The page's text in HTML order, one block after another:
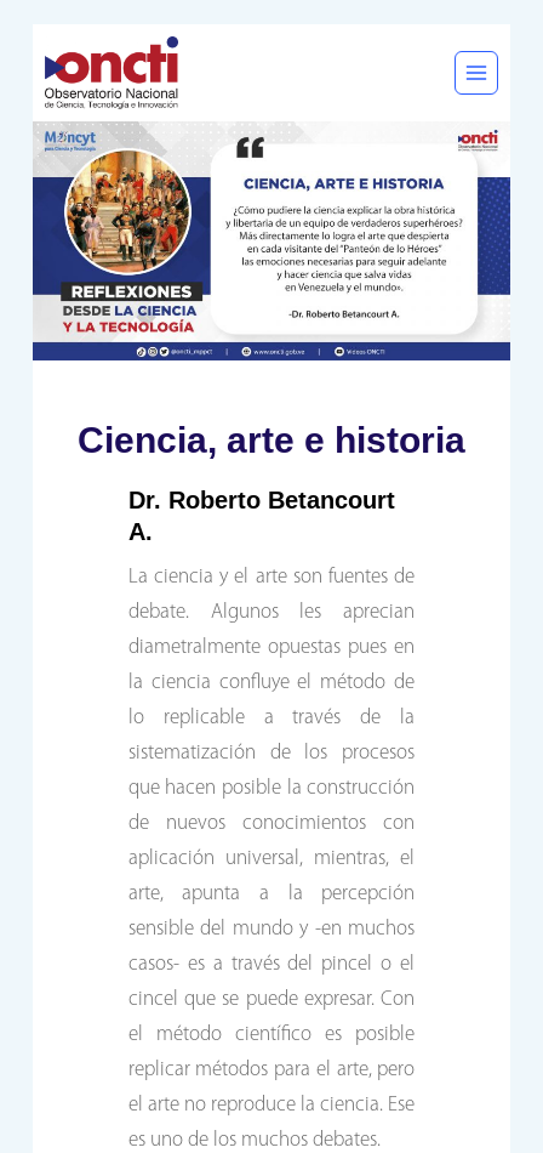
al
contenido
Ciencia, arte e historia
Dr. Roberto Betancourt
A.
La ciencia y el arte son fuentes de
debate. Algunos les aprecian
diametralmente opuestas pues en
la ciencia confluye el método de
lo replicable a través de la
sistematización de los procesos
que hacen posible la construcción
de nuevos conocimientos con
aplicación universal, mientras, el
arte, apunta a la percepción
sensible del mundo y -en muchos
casos- es a través del pincel o el
cincel que se puede expresar. Con
el método científico es posible
replicar métodos para el arte, pero
el arte no reproduce la ciencia. Ese
es uno de los muchos debates.